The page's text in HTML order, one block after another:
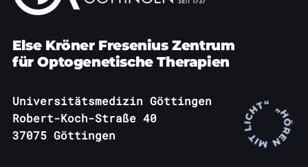
Else Kröner Fresenius Zentrum
für Optogenetische Therapien
Universitätsmedizin Göttingen
Robert-Koch-Straße 40
37075 Göttingen